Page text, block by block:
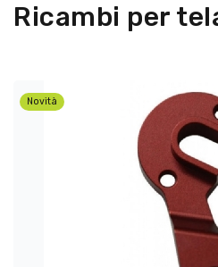
Ricambi per
Novità